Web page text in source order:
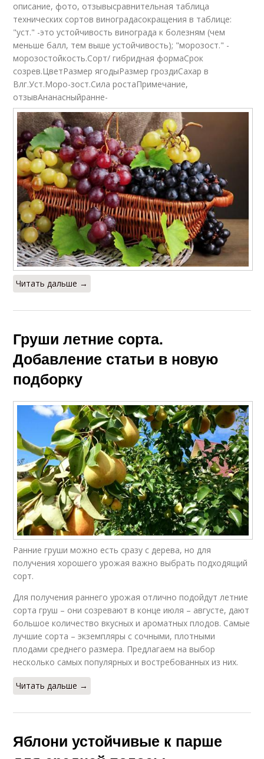
описание, фото, отзывысравнительная таблица
технических сортов виноградасокращения в таблице:
"уст." -это устойчивость винограда к болезням (чем
меньше балл, тем выше устойчивость); "морозост." -
морозостойкость.Сорт/ гибридная формаСрок
созрев.ЦветРазмер ягодыРазмер гроздиСахар в
Влг.Уст.Моро-зост.Сила ростаПримечание,
отзывАнанасныйранне-
Читать дальше →
Груши летние сорта.
Добавление статьи в новую
подборку
Ранние груши можно есть сразу с дерева, но для
получения хорошего урожая важно выбрать подходящий
сорт.
Для получения раннего урожая отлично подойдут летние
сорта груш – они созревают в конце июля – августе, дают
большое количество вкусных и ароматных плодов. Самые
лучшие сорта – экземпляры с сочными, плотными
плодами среднего размера. Предлагаем на выбор
несколько самых популярных и востребованных из них.
Читать дальше →
Яблони устойчивые к парше